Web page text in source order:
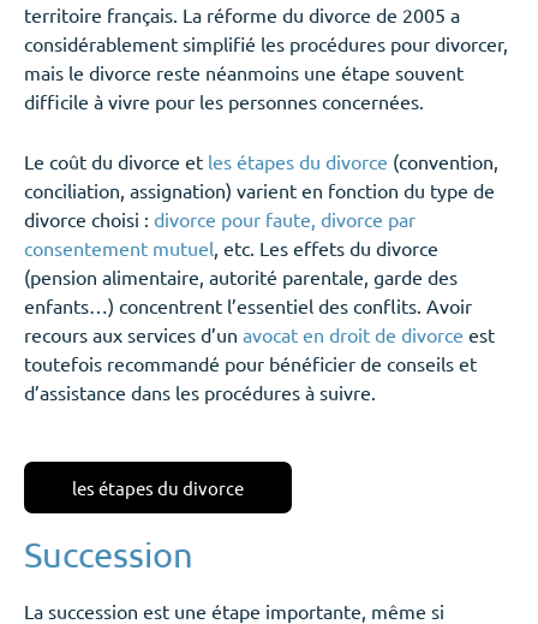
territoire français. La réforme du divorce de 2005 a
considérablement simplifié les procédures pour divorcer,
mais le divorce reste néanmoins une étape souvent
difficile à vivre pour les personnes concernées.
Le coût du divorce et les étapes du divorce (convention,
conciliation, assignation) varient en fonction du type de
divorce choisi : divorce pour faute, divorce par
consentement mutuel, etc. Les effets du divorce
(pension alimentaire, autorité parentale, garde des
enfants…) concentrent l’essentiel des conflits. Avoir
recours aux services d’un avocat en droit de divorce est
toutefois recommandé pour bénéficier de conseils et
d’assistance dans les procédures à suivre.
les étapes du divorce
Succession
La succession est une étape importante, même si